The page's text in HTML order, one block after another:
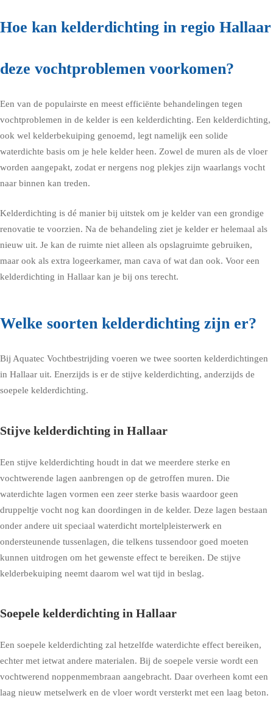
Hoe kan kelderdichting in regio Hallaar
deze vochtproblemen voorkomen?
Een van de populairste en meest efficiënte behandelingen tegen
vochtproblemen in de kelder is een kelderdichting. Een kelderdichting,
ook wel kelderbekuiping genoemd, legt namelijk een solide
waterdichte basis om je hele kelder heen. Zowel de muren als de vloer
worden aangepakt, zodat er nergens nog plekjes zijn waarlangs vocht
naar binnen kan treden.
Kelderdichting is dé manier bij uitstek om je kelder van een grondige
renovatie te voorzien. Na de behandeling ziet je kelder er helemaal als
nieuw uit. Je kan de ruimte niet alleen als opslagruimte gebruiken,
maar ook als extra logeerkamer, man cava of wat dan ook. Voor een
kelderdichting in Hallaar kan je bij ons terecht.
Welke soorten kelderdichting zijn er?
Bij Aquatec Vochtbestrijding voeren we twee soorten kelderdichtingen
in Hallaar uit. Enerzijds is er de stijve kelderdichting, anderzijds de
soepele kelderdichting.
Stijve kelderdichting in Hallaar
Een stijve kelderdichting houdt in dat we meerdere sterke en
vochtwerende lagen aanbrengen op de getroffen muren. Die
waterdichte lagen vormen een zeer sterke basis waardoor geen
druppeltje vocht nog kan doordingen in de kelder. Deze lagen bestaan
onder andere uit speciaal waterdicht mortelpleisterwerk en
ondersteunende tussenlagen, die telkens tussendoor goed moeten
kunnen uitdrogen om het gewenste effect te bereiken. De stijve
kelderbekuiping neemt daarom wel wat tijd in beslag.
Soepele kelderdichting in Hallaar
Een soepele kelderdichting zal hetzelfde waterdichte effect bereiken,
echter met ietwat andere materialen. Bij de soepele versie wordt een
vochtwerend noppenmembraan aangebracht. Daar overheen komt een
laag nieuw metselwerk en de vloer wordt versterkt met een laag beton.